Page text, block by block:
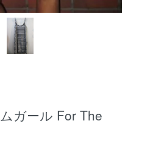
ガール For The